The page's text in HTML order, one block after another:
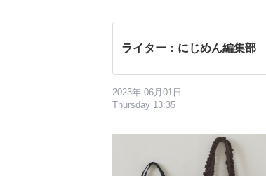
ライター：にじめん編集部
2023年 06月01日
Thursday 13:35